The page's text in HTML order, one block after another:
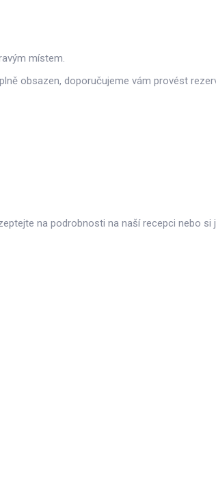
místem.
obsazen, doporučujeme vám provést
na podrobnosti na naší recepci nebo